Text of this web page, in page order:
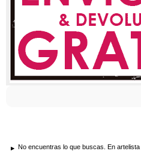
No encuentras lo que buscas. En artelista